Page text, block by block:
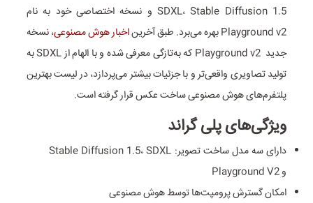
SDXL، Stable Diffusion 1.5 و نسخه اختصاصی خود به نام
Playground v2 بهره می‌برد. طبق آخرین
اخبار هوش مصنوعی، نسخه
جدید Playground v2 که به‌تازگی معرفی شده و با الهام از SDXL به
تولید تصاویری واقعی‌تر و با جزئیات بیشتر می‌پردازد، در لیست بهترین
پلتفرم‌های هوش مصنوعی ساخت عکس قرار گرفته است.
ویژگی‌های پلی گراند
دارای سه مدل ساخت تصویر: Stable Diffusion 1.5، SDXL
و Playground V2
امکان گسترش پرومپت‌ها توسط هوش مصنوعی